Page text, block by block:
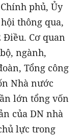
phủ, Ủy
thông qua,
Điều. Cơ quan
ngành,
Tổng công
Nhà nước
lớn tổng vốn
của DN nhà
lực trong